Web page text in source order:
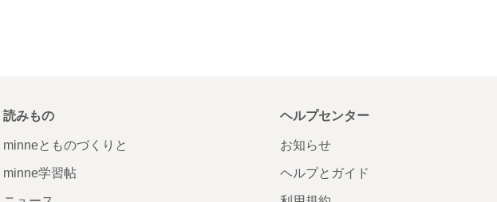
読みもの
minneとものづくりと
minne学習帖
ヘルプセンター
お知らせ
ヘルプとガイド